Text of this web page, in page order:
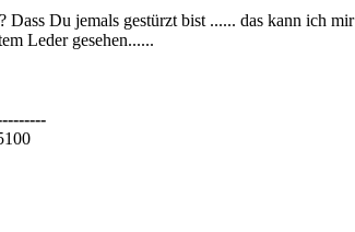
Dass Du jemals gestürzt bist ...... das kann ich
Leder gesehen......